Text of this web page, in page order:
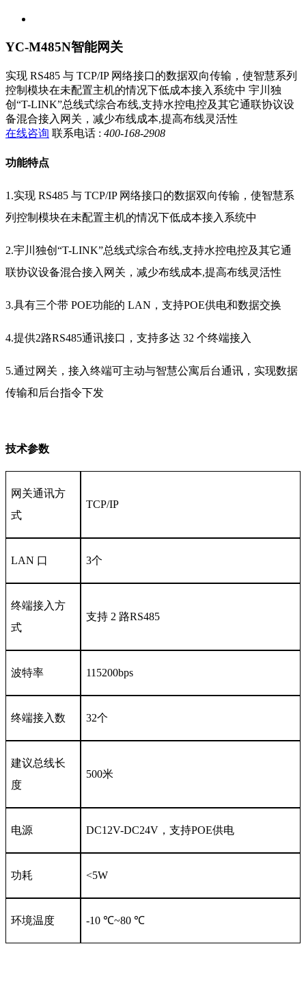
YC-M485N智能网关
实现 RS485 与 TCP/IP 网络接口的数据双向传输，使智慧系列
控制模块在未配置主机的情况下低成本接入系统中 宇川独
创“T-LINK”总线式综合布线,支持水控电控及其它通联协议设
备混合接入网关，减少布线成本,提高布线灵活性
在线咨询 联系电话 : 400-168-2908
功能特点
1.实现 RS485 与 TCP/IP 网络接口的数据双向传输，使智慧系
列控制模块在未配置主机的情况下低成本接入系统中
2.宇川独创“T-LINK”总线式综合布线,支持水控电控及其它通
联协议设备混合接入网关，减少布线成本,提高布线灵活性
3.具有三个带 POE功能的 LAN，支持POE供电和数据交换
4.提供2路RS485通讯接口，支持多达 32 个终端接入
5.通过网关，接入终端可主动与智慧公寓后台通讯，实现数据
传输和后台指令下发
技术参数
网关通讯方
式
TCP/IP
LAN 口 3个
终端接入方
式
支持 2 路RS485
波特率 115200bps
终端接入数 32个
建议总线长
度
500米
电源 DC12V-DC24V，支持POE供电
功耗 <5W
环境温度 -10 ℃~80 ℃